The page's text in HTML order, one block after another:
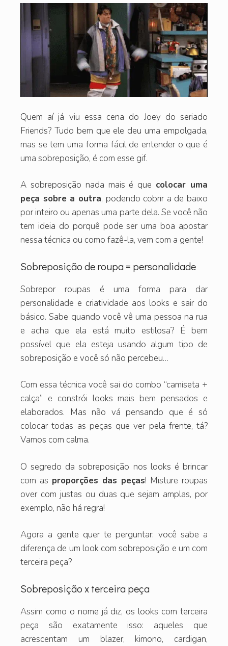
Quem aí já viu essa cena do Joey do seriado
Friends? Tudo bem que ele deu uma empolgada,
mas se tem uma forma fácil de entender o que é
uma sobreposição, é com esse gif.
A sobreposição nada mais é que colocar uma
peça sobre a outra, podendo cobrir a de baixo
por inteiro ou apenas uma parte dela. Se você não
tem ideia do porquê pode ser uma boa apostar
nessa técnica ou como fazê-la, vem com a gente!
Sobreposição de roupa = personalidade
Sobrepor roupas é uma forma para dar
personalidade e criatividade aos looks e sair do
básico. Sabe quando você vê uma pessoa na rua
e acha que ela está muito estilosa? É bem
possível que ela esteja usando algum tipo de
sobreposição e você só não percebeu…
Com essa técnica você sai do combo “camiseta +
calça” e constrói looks mais bem pensados e
elaborados. Mas não vá pensando que é só
colocar todas as peças que ver pela frente, tá?
Vamos com calma.
O segredo da sobreposição nos looks é brincar
com as proporções das peças! Misture roupas
over com justas ou duas que sejam amplas, por
exemplo, não há regra!
Agora a gente quer te perguntar: você sabe a
diferença de um look com sobreposição e um com
terceira peça?
Sobreposição x terceira peça
Assim como o nome já diz, os looks com terceira
peça são exatamente isso: aqueles que
acrescentam um blazer, kimono, cardigan,